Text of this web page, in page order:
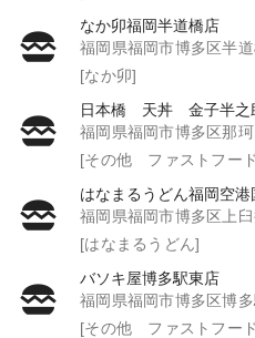
なか卯福岡半道橋店
福岡県福岡市博多区半
[なか卯]
日本橋 天丼 金子半之
福岡県福岡市博多区那珂
[その他 ファストフー
はなまるうどん福岡空
福岡県福岡市博多区上
[はなまるうどん]
バソキ屋博多駅東店
福岡県福岡市博多区博
[その他 ファストフー